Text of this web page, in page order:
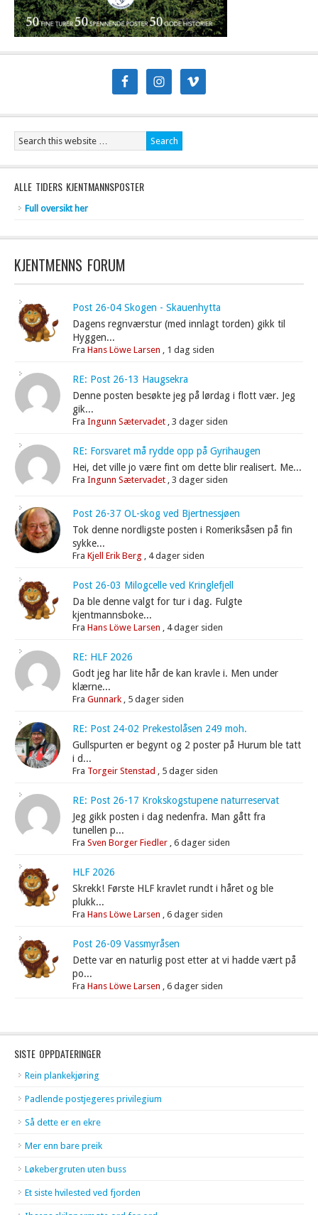
ALLE TIDERS KJENTMANNSPOSTER
Full oversikt her
KJENTMENNS FORUM
Post 26-04 Skogen - Skauenhytta
Dagens regnværstur (med innlagt torden) gikk til
Hyggen...
FraHans Löwe Larsen , 1 dag siden
RE: Post 26-13 Haugsekra
Denne posten besøkte jeg på lørdag i flott vær. Jeg
gik...
FraIngunn Sætervadet ,3 dager siden
RE: Forsvaret må rydde opp på Gyrihaugen
Hei, det ville jo være fint om dette blir realisert. Me...
FraIngunn Sætervadet ,3 dager siden
Post 26-37 OL-skog ved Bjertnessjøen
Tok denne nordligste posten i Romeriksåsen på fin
sykke...
FraKjell Erik Berg , 4 dager siden
Post 26-03 Milogcelle ved Kringlefjell
Da ble denne valgt for tur i dag. Fulgte
kjentmannsboke...
FraHans Löwe Larsen , 4 dager siden
RE: HLF 2026
Godt jeg har lite hår de kan kravle i. Men under
klærne...
FraGunnark , 5 dager siden
RE: Post 24-02 Prekestolåsen 249 moh.
Gullspurten er begynt og 2 poster på Hurum ble tatt
i d...
Fra Torgeir Stenstad , 5 dager siden
RE: Post 26-17 Krokskogstupene naturreservat
Jeg gikk posten i dag nedenfra. Man gått fra
tunellen p...
FraSven Borger Fiedler ,6 dager siden
HLF 2026
Skrekk! Første HLF kravlet rundt i håret og ble
plukk...
FraHans Löwe Larsen ,6 dager siden
Post 26-09 Vassmyråsen
Dette var en naturlig post etter at vi hadde vært på
po...
FraHans Löwe Larsen ,6 dager siden
SISTE OPPDATERINGER
Rein plankekjøring
Padlende postjegeres privilegium
Så dette er en ekre
Mer enn bare preik
Løkebergruten uten buss
Et siste hvilested ved fjorden